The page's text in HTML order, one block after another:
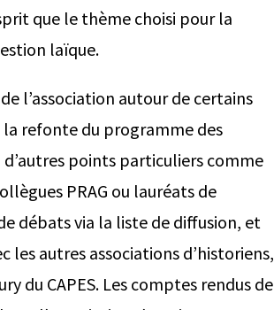
que le thème choisi pour la
laïque.
l’association autour de certains
refonte du programme des
points particuliers comme
PRAG ou lauréats de
débats via la liste de diffusion, et
les autres associations d’historiens,
du CAPES. Les comptes rendus de